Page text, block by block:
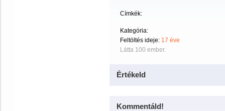
Címkék:
Kategória:
Feltöltés ideje: 17 éve
Látta 100 ember.
Értékeld
Kommentáld!